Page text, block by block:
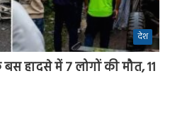
देश
हादसे में 7 लोगों की मौत, 11